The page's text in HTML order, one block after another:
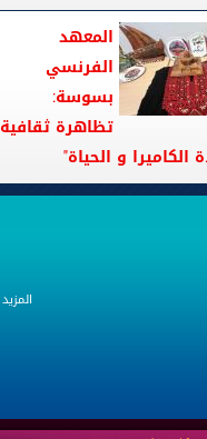
المعهد
الفرنسي
بسوسة:
تظاهرة ثقافية
الكاميرا و الحياة"
المزيد